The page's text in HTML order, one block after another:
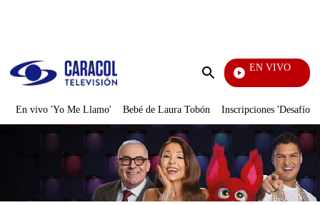
Enviar
EN VIVO
Yo Me Llamo
En vivo 'Yo Me Llamo' Bebé de Laura Tobón Inscripciones 'Desafío'